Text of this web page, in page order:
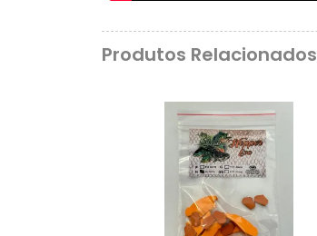
Produtos Relacionados